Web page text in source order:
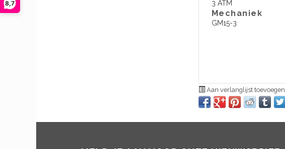
8,7 3 ATM
​Mechaniek
GM15-3
Aan verlanglijst toevoegen